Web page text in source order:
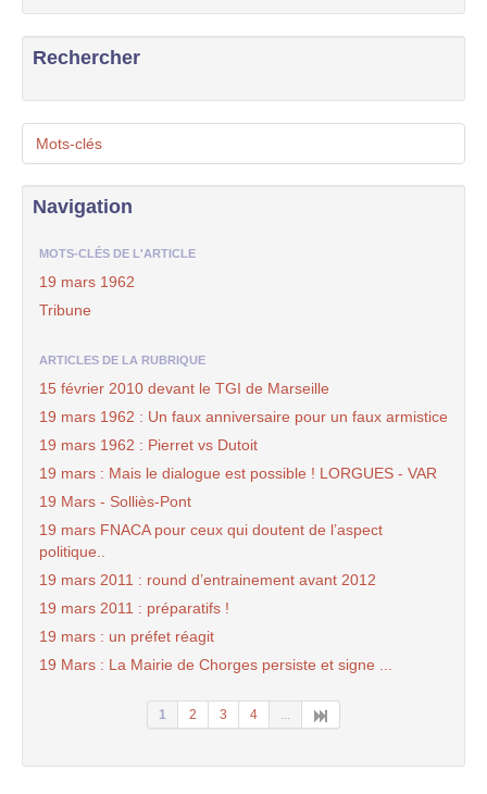
Rechercher
Mots-clés
Navigation
MOTS-CLÉS DE L'ARTICLE
19 mars 1962
Tribune
ARTICLES DE LA RUBRIQUE
15 février 2010 devant le TGI de Marseille
19 mars 1962 : Un faux anniversaire pour un faux armistice
19 mars 1962 : Pierret vs Dutoit
19 mars : Mais le dialogue est possible ! LORGUES - VAR
19 Mars - Solliès-Pont
19 mars FNACA pour ceux qui doutent de l’aspect
politique..
19 mars 2011 : round d’entrainement avant 2012
19 mars 2011 : préparatifs !
19 mars : un préfet réagit
19 Mars : La Mairie de Chorges persiste et signe ...
1 2 3 4 ...